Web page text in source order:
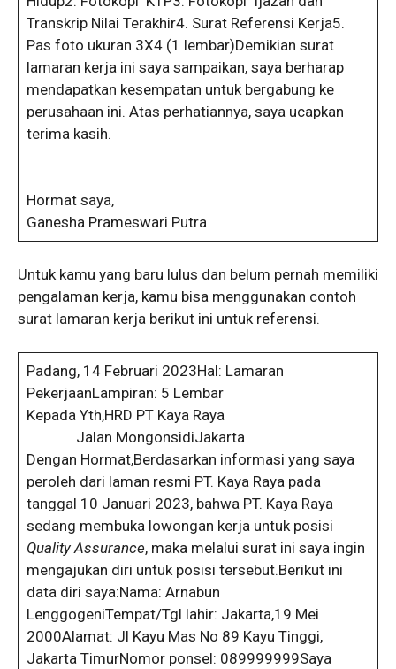
Transkrip Nilai Terakhir4. Surat Referensi Kerja5.
Pas foto ukuran 3X4 (1 lembar)Demikian surat
lamaran kerja ini saya sampaikan, saya berharap
mendapatkan kesempatan untuk bergabung ke
perusahaan ini. Atas perhatiannya, saya ucapkan
terima kasih.
Hormat saya,
Ganesha Prameswari Putra
Untuk kamu yang baru lulus dan belum pernah memiliki
pengalaman kerja, kamu bisa menggunakan contoh
surat lamaran kerja berikut ini untuk referensi.
Padang, 14 Februari 2023Hal: Lamaran
PekerjaanLampiran: 5 Lembar
Kepada Yth,HRD PT Kaya Raya
Jalan MongonsidiJakarta
Dengan Hormat,Berdasarkan informasi yang saya
peroleh dari laman resmi PT. Kaya Raya pada
tanggal 10 Januari 2023, bahwa PT. Kaya Raya
sedang membuka lowongan kerja untuk posisi
Quality Assurance, maka melalui surat ini saya ingin
mengajukan diri untuk posisi tersebut.Berikut ini
data diri saya:Nama: Arnabun
LenggogeniTempat/Tgl lahir: Jakarta,19 Mei
2000Alamat: Jl Kayu Mas No 89 Kayu Tinggi,
Jakarta TimurNomor ponsel: 089999999Saya